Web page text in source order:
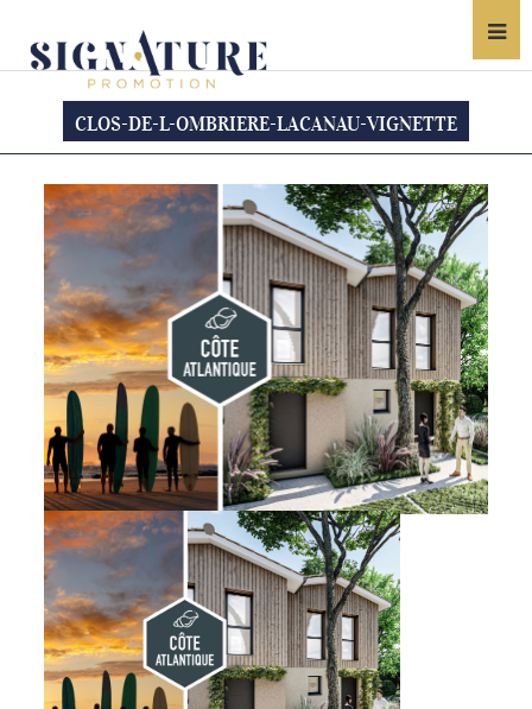
CLOS-DE-L-OMBRIERE-LACANAU-VIGNETTE